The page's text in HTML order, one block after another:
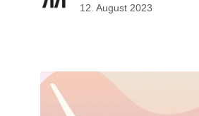
12. August 2023